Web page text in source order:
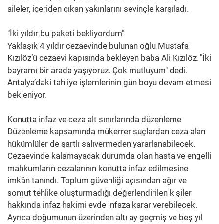
aileler, içeriden çıkan yakınlarını sevinçle karşıladı.
"İki yıldır bu paketi bekliyordum"
Yaklaşık 4 yıldır cezaevinde bulunan oğlu Mustafa
Kızılöz’ü cezaevi kapısında bekleyen baba Ali Kızılöz, "İki
bayramı bir arada yaşıyoruz. Çok mutluyum" dedi.
Antalya’daki tahliye işlemlerinin gün boyu devam etmesi
bekleniyor.
Konutta infaz ve ceza alt sınırlarında düzenleme
Düzenleme kapsamında mükerrer suçlardan ceza alan
hükümlüler de şartlı salıvermeden yararlanabilecek.
Cezaevinde kalamayacak durumda olan hasta ve engelli
mahkumların cezalarının konutta infaz edilmesine
imkân tanındı. Toplum güvenliği açısından ağır ve
somut tehlike oluşturmadığı değerlendirilen kişiler
hakkında infaz hakimi evde infaza karar verebilecek.
Ayrıca doğumunun üzerinden altı ay geçmiş ve beş yıl